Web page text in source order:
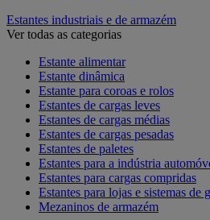
Estantes industriais e de armazém
Ver todas as categorias
Estante alimentar
Estante dinâmica
Estante para coroas e rolos
Estantes de cargas leves
Estantes de cargas médias
Estantes de cargas pesadas
Estantes de paletes
Estantes para a indústria
Estantes para cargas compridas
Estantes para lojas e sistemas de
Mezaninos de armazém